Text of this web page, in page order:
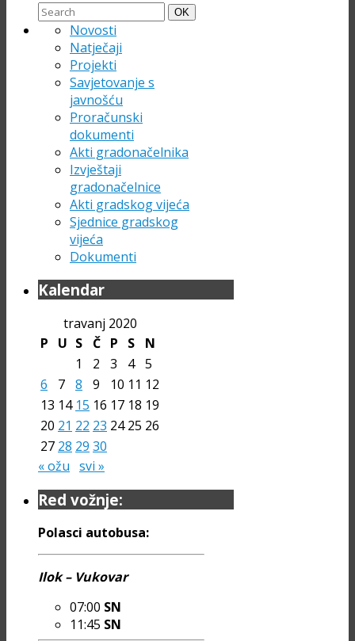
Search
for:
Search
OK
Novosti
Natječaji
Projekti
Savjetovanje s
javnošću
Proračunski
dokumenti
Akti gradonačelnika
Izvještaji
gradonačelnice
Akti gradskog vijeća
Sjednice gradskog
vijeća
Dokumenti
Kalendar
travanj 2020
P
U S Č P S
N
1
2 3 4 5
6
7 8 9 10 11 12
13 14 15 16 17 18 19
20 21 22 23 24 25 26
27 28 29 30
« ožu svi »
Red vožnje:
Polasci autobusa:
Ilok – Vukovar
07:00 SN
11:45 SN